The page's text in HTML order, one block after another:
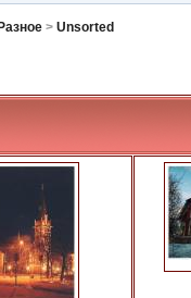
Разное> Unsorted